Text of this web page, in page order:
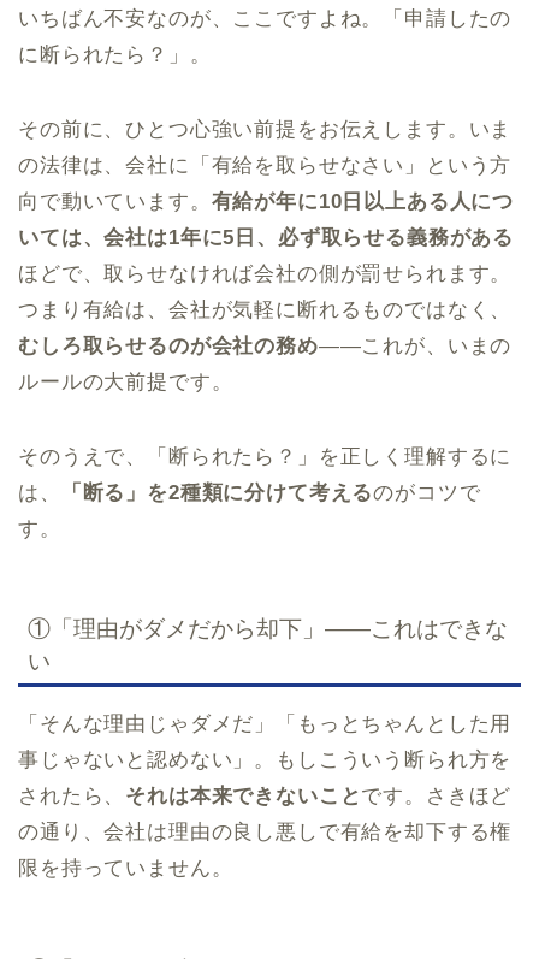
いちばん不安なのが、ここですよね。「申請したの
に断られたら？」。
その前に、ひとつ心強い前提をお伝えします。いま
の法律は、会社に「有給を取らせなさい」という方
向で動いています。 有給が年に10日以上ある人につ
いては、会社は1年に5日、必ず取らせる義務がある
ほどで、取らせなければ会社の側が罰せられます。
つまり有給は、会社が気軽に断れるものではなく、
むしろ取らせるのが会社の務め——これが、いまの
ルールの大前提です。
そのうえで、「断られたら？」を正しく理解するに
は、
「断る」を2種類に分けて考えるのがコツで
す。
①「理由がダメだから却下」——これはできな
い
「そんな理由じゃダメだ」「もっとちゃんとした用
事じゃないと認めない」。もしこういう断られ方を
されたら、 それは本来できないこと です。さきほど
の通り、会社は理由の良し悪しで有給を却下する権
限を持っていません。